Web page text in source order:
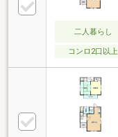
二人暮らし
コンロ2口以上